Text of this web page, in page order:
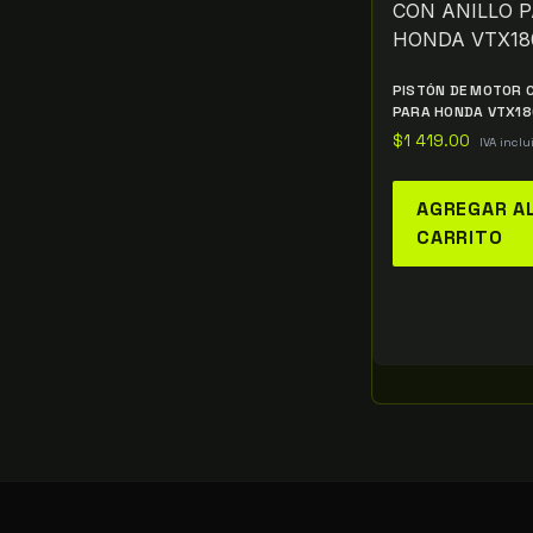
PISTÓN DE MOTOR
PARA HONDA
$1 419.00 IVA
AGREGAR
CARRITO